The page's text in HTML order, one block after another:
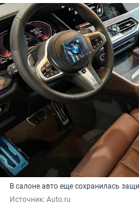
В салоне авто еще сохранилась
Источник: Auto.ru